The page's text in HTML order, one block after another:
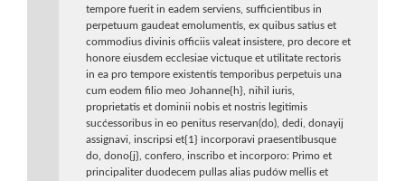
tempore fuerit in eadem serviens, sufficientibus in
perpetuum gaudeat emolumentis, ex quibus satius et
commodius divinis officiis valeat insistere, pro decore et
honore eiusdem ecclesiae victuque et utilitate rectoris
in ea pro tempore existentis temporibus perpetuis una
cum eodem filio meo Johanne{h}, nihil iuris,
proprietatis et dominii nobis et nostris legitimis
sucćessoribus in eo penitus reservan(do), dedi, donayij
assignavi, inscripsi et{1} іnсоrроravi praesentibusque
do, dono{j}, confero, inscribo et incorporo: Primo et
principaliter duodecem pullas alias pudów mellis et